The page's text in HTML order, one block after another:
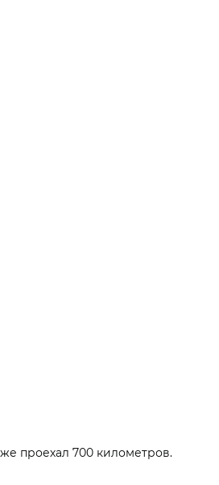
проехал 700 километров.